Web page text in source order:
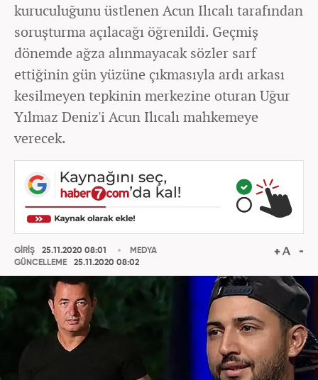
kuruculuğunu üstlenen Acun Ilıcalı tarafından
soruşturma açılacağı öğrenildi. Geçmiş
dönemde ağza alınmayacak sözler sarf
ettiğinin gün yüzüne çıkmasıyla ardı arkası
kesilmeyen tepkinin merkezine oturan Uğur
Yılmaz Deniz'i Acun Ilıcalı mahkemeye
verecek.
GİRİŞ
25.11.2020 08:01
GÜNCELLEME
25.11.2020 08:02
MEDYA